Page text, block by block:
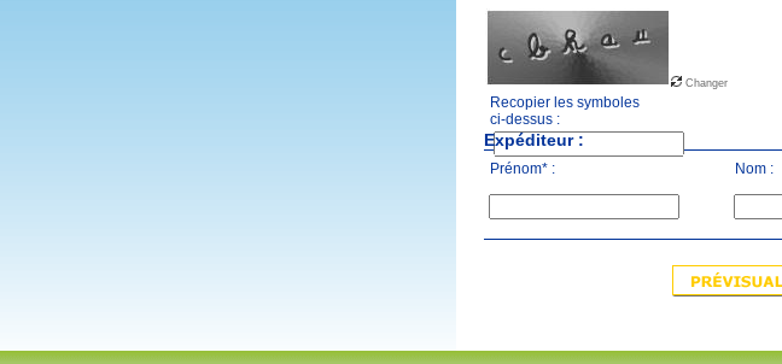
Changer
Recopier les symboles
ci-dessus :
Expéditeur :
Prénom* : Nom :